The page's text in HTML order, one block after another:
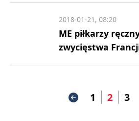
ME piłkarzy
zwycięstwa
2018-01-21, 08:20
1 2 3